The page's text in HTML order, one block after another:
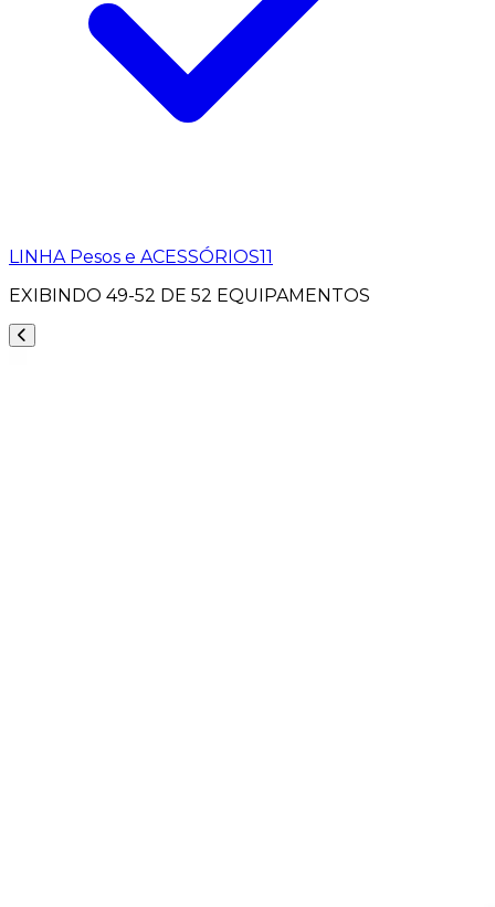
LINHA Pesos e ACESSÓRIOS11
EXIBINDO 49-52 DE 52 EQUIPAMENTOS